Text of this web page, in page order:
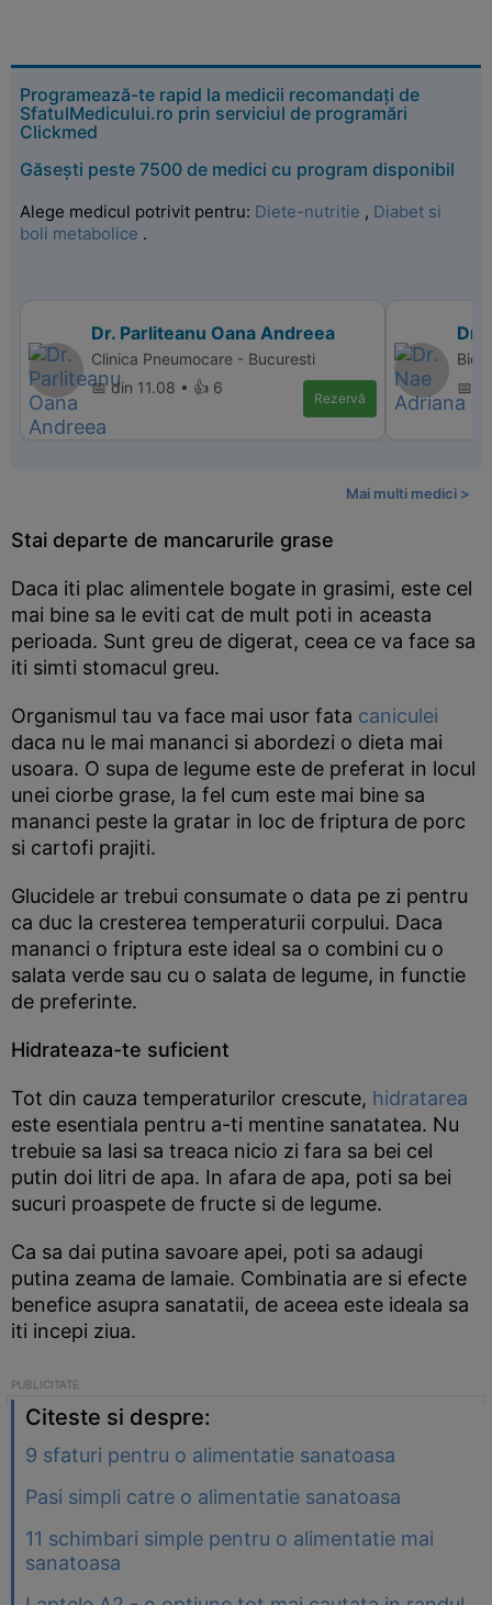
Programează-te rapid la medicii recomandați de
SfatulMedicului.ro prin serviciul de programări
Clickmed
Găsești peste 7500 de medici cu program disponibil
Alege medicul potrivit pentru: Diete-nutritie , Diabet si
boli metabolice .
Dr. Parliteanu Oana Andreea
Clinica Pneumocare - Bucuresti
📅 din 11.08 • 👍 6
Rezervă
Dr.
Bio
📅
Mai multi medici >
Stai departe de mancarurile grase
Daca iti plac alimentele bogate in grasimi, este cel
mai bine sa le eviti cat de mult poti in aceasta
perioada. Sunt greu de digerat, ceea ce va face sa
iti simti stomacul greu.
Organismul tau va face mai usor fata caniculei
daca nu le mai mananci si abordezi o dieta mai
usoara. O supa de legume este de preferat in locul
unei ciorbe grase, la fel cum este mai bine sa
mananci peste la gratar in loc de friptura de porc
si cartofi prajiti.
Glucidele ar trebui consumate o data pe zi pentru
ca duc la cresterea temperaturii corpului. Daca
mananci o friptura este ideal sa o combini cu o
salata verde sau cu o salata de legume, in functie
de preferinte.
Hidrateaza-te suficient
Tot din cauza temperaturilor crescute, hidratarea
este esentiala pentru a-ti mentine sanatatea. Nu
trebuie sa lasi sa treaca nicio zi fara sa bei cel
putin doi litri de apa. In afara de apa, poti sa bei
sucuri proaspete de fructe si de legume.
Ca sa dai putina savoare apei, poti sa adaugi
putina zeama de lamaie. Combinatia are si efecte
benefice asupra sanatatii, de aceea este ideala sa
iti incepi ziua.
Citeste si despre:
9 sfaturi pentru o alimentatie sanatoasa
Pasi simpli catre o alimentatie sanatoasa
11 schimbari simple pentru o alimentatie mai
sanatoasa